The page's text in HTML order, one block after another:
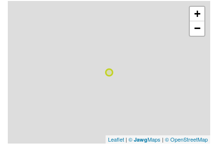
+
−
Leaflet | © JawgMaps | © OpenStreetMap